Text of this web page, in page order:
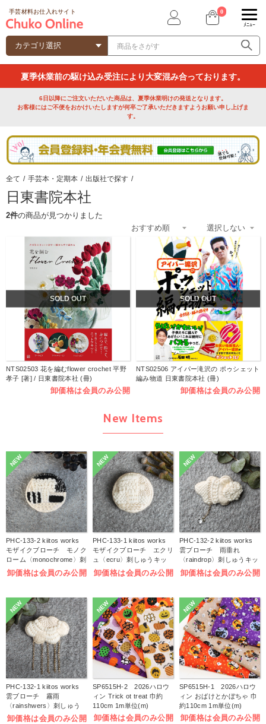
手芸材料お仕入れサイト 0
ﾒﾆｭｰ
夏季休業前の駆け込み受注により大変混み合っております。
6日以降にご注文いただいた商品は、夏季休業明けの発送となります。
お客様にはご不便をおかけいたしますが何卒ご了承いただきますようお願い申し上げま
す。
全て / 手芸本・定期本 / 出版社で探す /
日東書院本社
2件の商品が見つかりました
SOLD OUT
NTS02503 花を編むflower crochet 平野
孝子 [著] / 日東書院本社 (冊)
卸価格は会員のみ公開
SOLD OUT
NTS02506 アイパー滝沢の ポゥシェット
編み物道 日東書院本社 (冊)
卸価格は会員のみ公開
New Items
NEW
PHC-133-2 kiitos works
モザイクブローチ モノク
ローム〈monochrome〉刺
しゅうキット (袋)
卸価格は会員のみ公開
NEW
PHC-133-1 kiitos works
モザイクブローチ エクリ
ュ〈ecru〉刺しゅうキッ
ト (袋)
卸価格は会員のみ公開
NEW
PHC-132-2 kiitos works
雲ブローチ 雨垂れ
〈raindrop〉刺しゅうキッ
ト (袋)
卸価格は会員のみ公開
NEW
PHC-132-1 kiitos works
雲ブローチ 霧雨
〈rainshwers〉刺しゅう
キット (袋)
卸価格は会員のみ公開
NEW
SP6515H-2 2026ハロウ
ィン Trick ot treat 巾約
110cm 1m単位(m)
卸価格は会員のみ公開
NEW
SP6515H-1 2026ハロウ
ィン おばけとかぼちゃ 巾
約110cm 1m単位(m)
卸価格は会員のみ公開